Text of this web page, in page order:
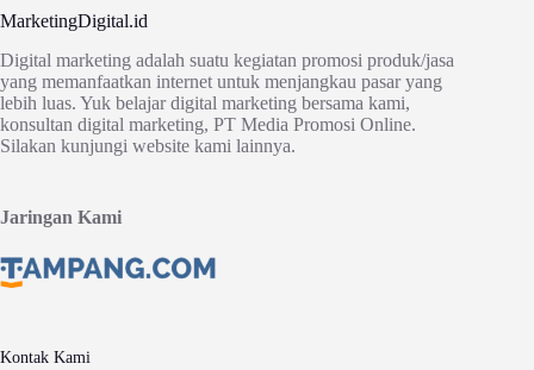
MarketingDigital.id
Digital marketing adalah suatu kegiatan promosi produk/jasa
yang memanfaatkan internet untuk menjangkau pasar yang
lebih luas. Yuk belajar digital marketing bersama kami,
konsultan digital marketing, PT Media Promosi Online.
Silakan kunjungi website kami lainnya.
Jaringan Kami
Kontak Kami